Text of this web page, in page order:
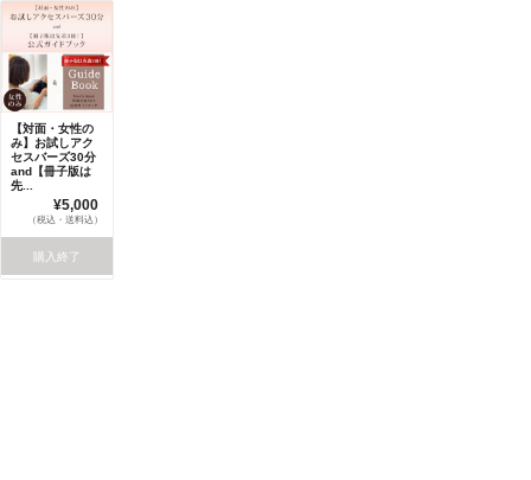
【対面・女性の
み】お試しアク
セスバーズ30分
and【冊子版は
先...
¥5,000
（税込・送料込）
購入終了